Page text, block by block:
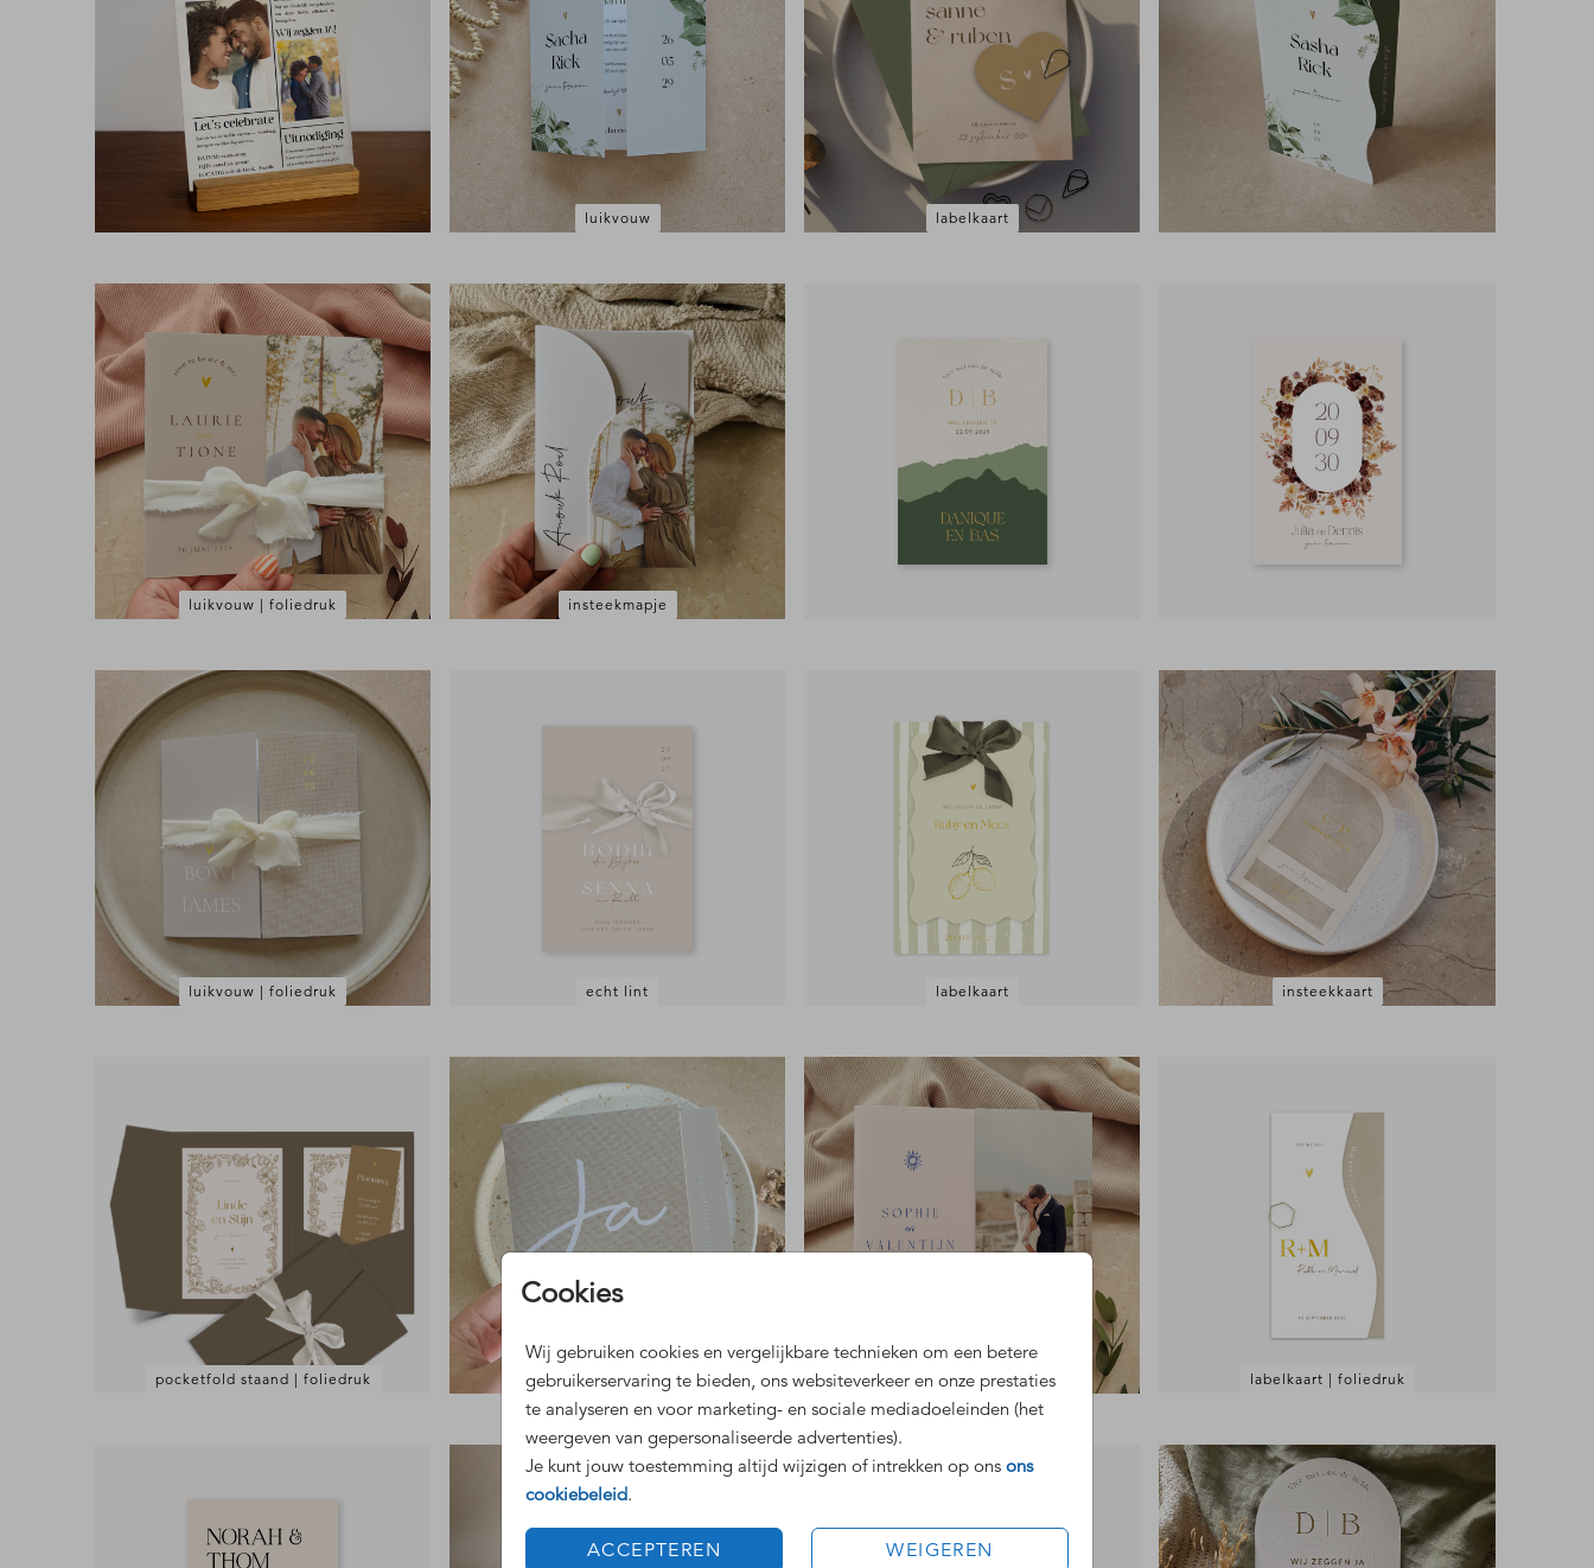
Cookies
Wij gebruiken cookies en vergelijkbare technieken om een betere
gebruikerservaring te bieden, ons websiteverkeer en onze prestaties
te analyseren en voor marketing- en sociale mediadoeleinden (het
weergeven van gepersonaliseerde advertenties).
Je kunt jouw toestemming altijd wijzigen of intrekken op ons ons
cookiebeleid.
ACCEPTEREN WEIGEREN
luikvouw labelkaart
luikvouw | foliedruk insteekmapje
luikvouw | foliedruk echt lint labelkaart insteekkaart
pocketfold staand | foliedruk foliedruk luikvouw labelkaart | foliedruk